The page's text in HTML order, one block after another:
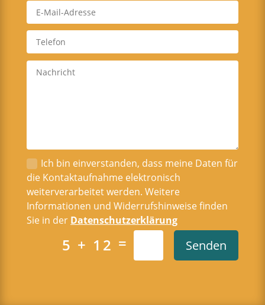
Ich bin einverstanden, dass meine Daten für
die Kontaktaufnahme elektronisch
weiterverarbeitet werden. Weitere
Informationen und Widerrufshinweise finden
Sie in der Datenschutzerklärung
5 + 12 = Senden